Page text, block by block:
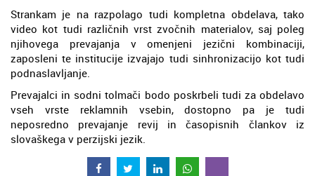
Strankam je na razpolago tudi kompletna obdelava, tako
video kot tudi različnih vrst zvočnih materialov, saj poleg
njihovega prevajanja v omenjeni jezični kombinaciji,
zaposleni te institucije izvajajo tudi sinhronizacijo kot tudi
podnaslavljanje.
Prevajalci in sodni tolmači bodo poskrbeli tudi za obdelavo
vseh vrste reklamnih vsebin, dostopno pa je tudi
neposredno prevajanje revij in časopisnih člankov iz
slovaškega v perzijski jezik.